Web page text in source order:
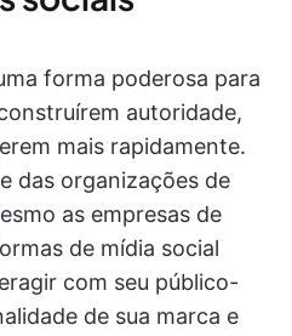
forma poderosa para
autoridade,
mais rapidamente.
das organizações de
as empresas de
de mídia social
com seu público-
de sua marca e